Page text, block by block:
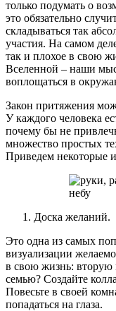
только подумать о
это обязательно
складываться так
участия. На самом
так и плохое в свою
Вселенной – наши
воплощаться в
Закон притяжения
У каждого человека
почему бы не
множество простых
Приведем некоторые
Доска желаний.
Это одна из самых
визуализации
в свою жизнь:
семью? Создайте
Повесьте в своей
попадаться на глаза.